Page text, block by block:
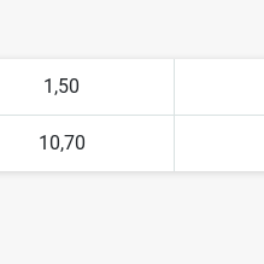
1,50
10,70